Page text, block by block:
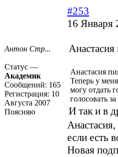
Антон Стр...
Статус —
Академик
Сообщений: 165
Регистрация: 10
Августа 2007
Поясняю
#253
16 Января
Анастасия
Теперь у
могу отдать
голосовать
И так и в
если есть
Новая